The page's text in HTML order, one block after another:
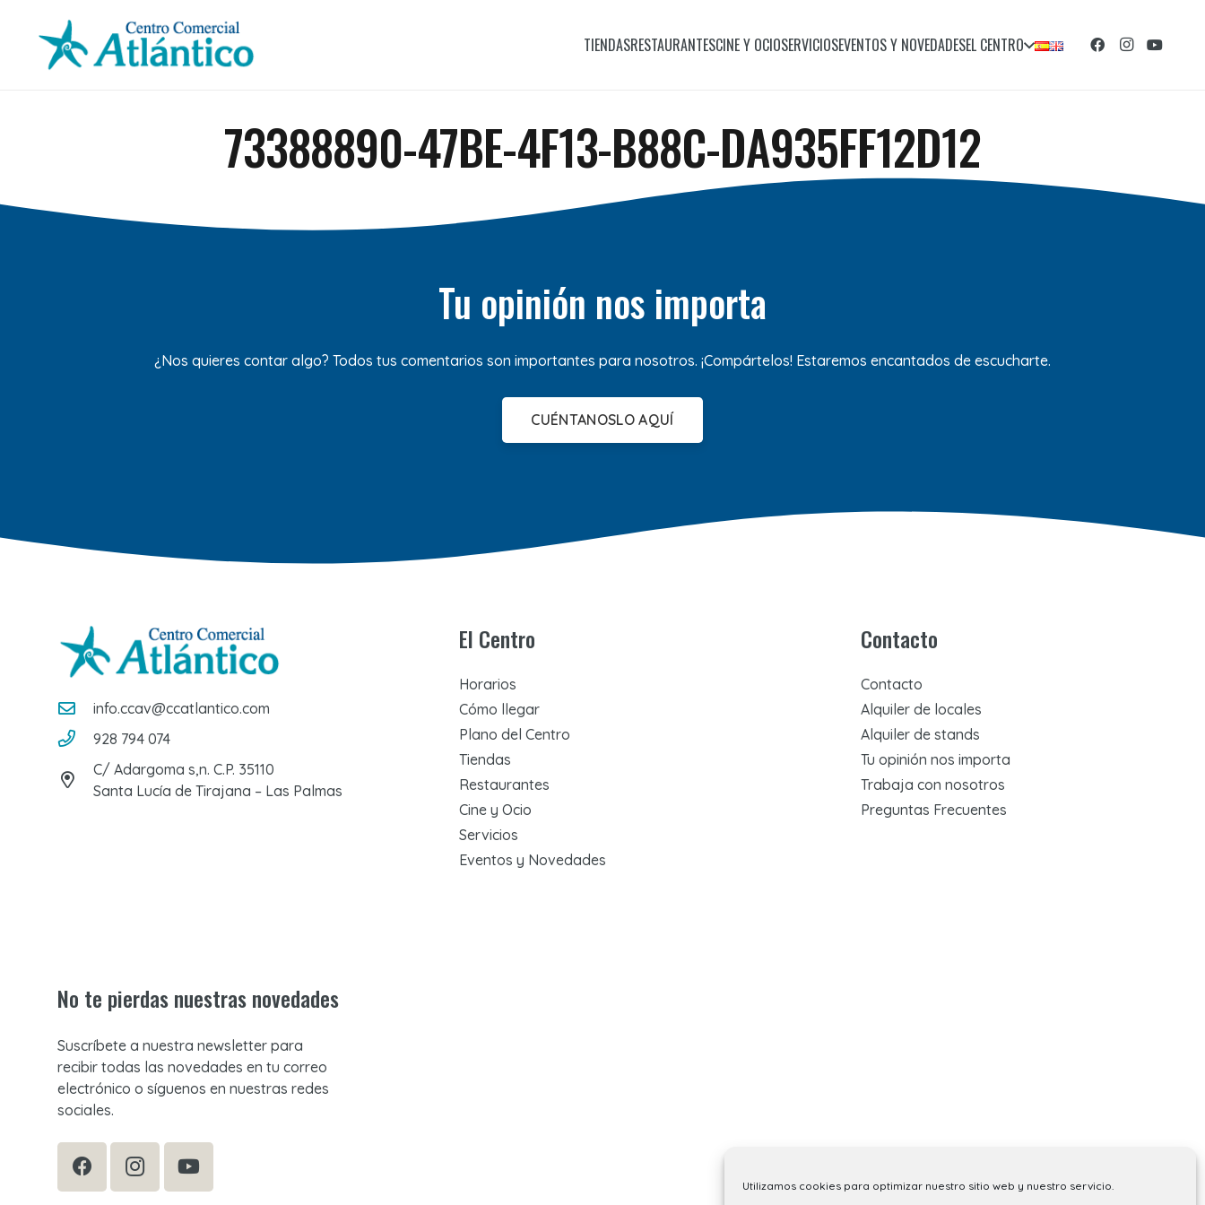
Utilizamos cookies para optimizar nuestro sitio web y nuestro servicio.
TIENDASRESTAURANTESCINE Y OCIOSERVICIOSEVENTOS Y NOVEDADESEL CENTRO
73388890-47BE-4F13-B88C-DA935FF12D12
Tu opinión nos importa
¿Nos quieres contar algo? Todos tus comentarios son importantes para nosotros. ¡Compártelos! Estaremos encantados de escucharte.
CUÉNTANOSLO AQUÍ
info.ccav@ccatlantico.com
928 794 074
C/ Adargoma s,n. C.P. 35110
Santa Lucía de Tirajana – Las Palmas
El Centro
Horarios
Cómo llegar
Plano del Centro
Tiendas
Restaurantes
Cine y Ocio
Servicios
Eventos y Novedades
Contacto
Contacto
Alquiler de locales
Alquiler de stands
Tu opinión nos importa
Trabaja con nosotros
Preguntas Frecuentes
No te pierdas nuestras novedades
Suscríbete a nuestra newsletter para
recibir todas las novedades en tu correo
electrónico o síguenos en nuestras redes
sociales.